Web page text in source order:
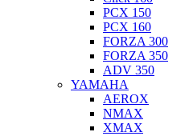
PCX 150
PCX 160
FORZA 300
FORZA 350
ADV 350
YAMAHA
AEROX
NMAX
XMAX